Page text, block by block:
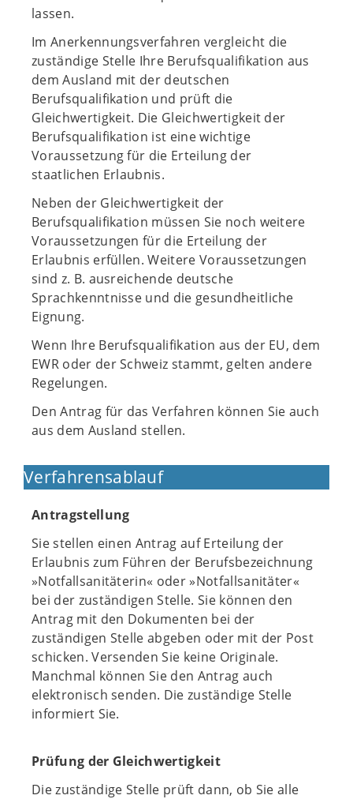
lassen.
Im Anerkennungsverfahren vergleicht die
zuständige Stelle Ihre Berufsqualifikation aus
dem Ausland mit der deutschen
Berufsqualifikation und prüft die
Gleichwertigkeit. Die Gleichwertigkeit der
Berufsqualifikation ist eine wichtige
Voraussetzung für die Erteilung der
staatlichen Erlaubnis.
Neben der Gleichwertigkeit der
Berufsqualifikation müssen Sie noch weitere
Voraussetzungen für die Erteilung der
Erlaubnis erfüllen. Weitere Voraussetzungen
sind z. B. ausreichende deutsche
Sprachkenntnisse und die gesundheitliche
Eignung.
Wenn Ihre Berufsqualifikation aus der EU, dem
EWR oder der Schweiz stammt, gelten andere
Regelungen.
Den Antrag für das Verfahren können Sie auch
aus dem Ausland stellen.
Verfahrensablauf
Antragstellung
Sie stellen einen Antrag auf Erteilung der
Erlaubnis zum Führen der Berufsbezeichnung
»Notfallsanitäterin« oder »Notfallsanitäter«
bei der zuständigen Stelle. Sie können den
Antrag mit den Dokumenten bei der
zuständigen Stelle abgeben oder mit der Post
schicken. Versenden Sie keine Originale.
Manchmal können Sie den Antrag auch
elektronisch senden. Die zuständige Stelle
informiert Sie.
Prüfung der Gleichwertigkeit
Die zuständige Stelle prüft dann, ob Sie alle